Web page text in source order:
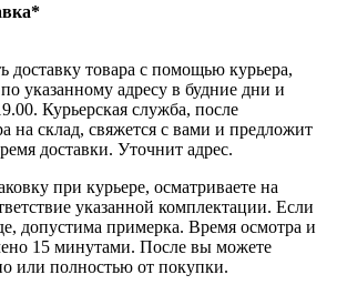
доставку товара с помощью курьера,
указанному адресу в будние дни и
Курьерская служба, после
на склад, свяжется с вами и предложит
доставки. Уточнит адрес.
при курьере, осматриваете на
указанной комплектации. Если
допустима примерка. Время осмотра и
15 минутами. После вы можете
или полностью от покупки.